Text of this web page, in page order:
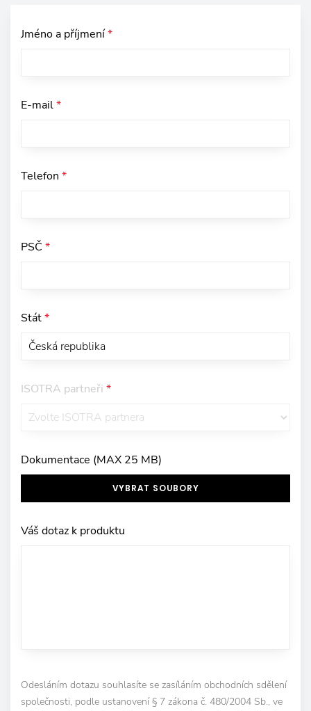
Jméno a příjmení*
E-mail*
Telefon *
PSČ *
Stát*
ISOTRA partneři *
Dokumentace (MAX 25 MB)
VYBRAT SOUBORY
Váš dotaz k produktu
Odesláním dotazu souhlasíte se zasíláním obchodních sdělení
společnosti, podle ustanovení § 7 zákona č. 480/2004 Sb., ve